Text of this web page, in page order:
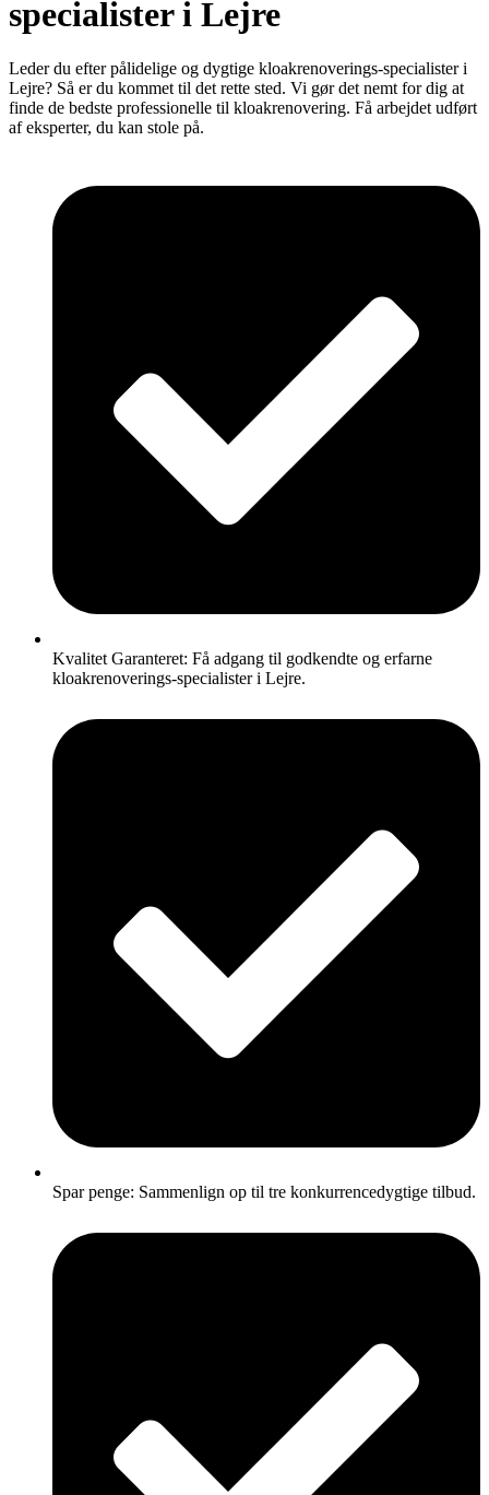
specialister i Lejre
Leder du efter pålidelige og dygtige kloakrenoverings-specialister i
Lejre? Så er du kommet til det rette sted. Vi gør det nemt for dig at
finde de bedste professionelle til kloakrenovering. Få arbejdet udført
af eksperter, du kan stole på.
Kvalitet Garanteret: Få adgang til godkendte og erfarne
kloakrenoverings-specialister i Lejre.
Spar penge: Sammenlign op til tre konkurrencedygtige tilbud.